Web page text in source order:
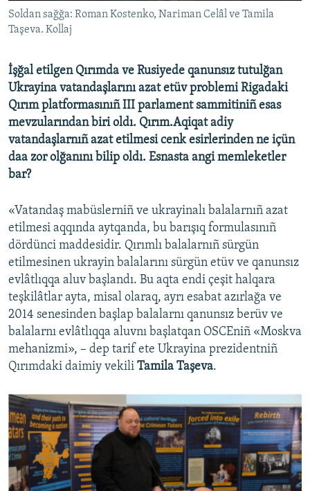
RFE/RS bütün saytları
Soldan sağğa: Roman Kostenko, Nariman Celâl ve Tamila
Taşeva. Kollaj
İşğal etilgen Qırımda ve Rusiyede qanunsız tutulğan
Ukrayina vatandaşlarını azat etüv problemi Rigadaki
Qırım platformasınıñ III parlament sammitiniñ esas
mevzularından biri oldı. Qırım.Aqiqat adiy
vatandaşlarnıñ azat etilmesi cenk esirlerinden ne içün
daa zor olğanını bilip oldı. Esnasta angi memleketler
bar?
«Vatandaş mabüslerniñ ve ukrayinalı balalarnıñ azat
etilmesi aqqında aytqanda, bu barışıq formulasınıñ
dördünci maddesidir. Qırımlı balalarnıñ sürgün
etilmesinen ukrayin balalarını sürgün etüv ve qanunsız
evlâtlıqqa aluv başlandı. Bu aqta endi çeşit halqara
teşkilâtlar ayta, misal olaraq, ayrı esabat azırlağa ve
2014 senesinden başlap balalarnı qanunsız berüv ve
balalarnı evlâtlıqqa aluvnı başlatqan OSCEniñ «Moskva
mehanizmi», – dep tarif ete Ukrayina prezidentniñ
Qırımdaki daimiy vekili Tamila Taşeva.